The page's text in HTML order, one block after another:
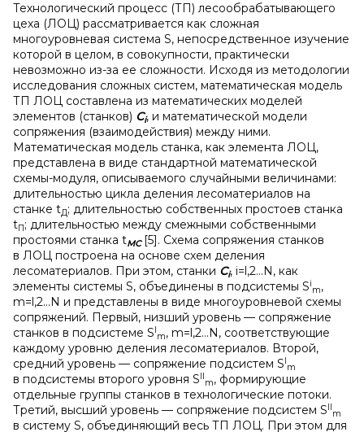
Технологический процесс (ТП) лесообрабатывающего
цеха (ЛОЦ) рассматривается как сложная
многоуровневая система S, непосредственное изучение
которой в целом, в совокупности, практически
невозможно из-за ее сложности. Исходя из методологии
исследования сложных систем, математическая модель
ТП ЛОЦ составлена из математических моделей
элементов (станков) Сi, и математической модели
сопряжения (взаимодействия) между ними.
Математическая модель станка, как элемента ЛОЦ,
представлена в виде стандартной математической
схемы-модуля, описываемого случайными величинами:
длительностью цикла деления лесоматериалов на
станке tД; длительностью собственных простоев станка
tП; длительностью между смежными собственными
простоями станка tMC[5]. Схема сопряжения станков
в ЛОЦ построена на основе схем деления
лесоматериалов. При этом, станки Сi, i=l,2...N, как
элементы системы S, объединены в подсистемы Si
m,
m=l,2...N и представлены в виде многоуровневой схемы
сопряжений. Первый, низший уровень — сопряжение
станков в подсистеме SI
m, m=l,2...N, соответствующие
каждому уровню деления лесоматериалов. Второй,
средний уровень — сопряжение подсистем SI
m
в подсистемы второго уровня SII
m, формирующие
отдельные группы станков в технологические потоки.
Третий, высший уровень — сопряжение подсистем SII
m
в систему S, объединяющий весь ТП ЛОЦ. При этом для